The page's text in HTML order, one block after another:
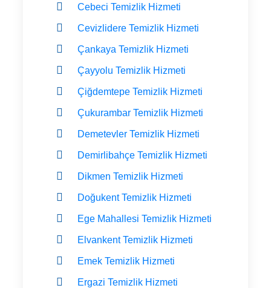
Cebeci Temizlik Hizmeti
Cevizlidere Temizlik Hizmeti
Çankaya Temizlik Hizmeti
Çayyolu Temizlik Hizmeti
Çiğdemtepe Temizlik Hizmeti
Çukurambar Temizlik Hizmeti
Demetevler Temizlik Hizmeti
Demirlibahçe Temizlik Hizmeti
Dikmen Temizlik Hizmeti
Doğukent Temizlik Hizmeti
Ege Mahallesi Temizlik Hizmeti
Elvankent Temizlik Hizmeti
Emek Temizlik Hizmeti
Ergazi Temizlik Hizmeti